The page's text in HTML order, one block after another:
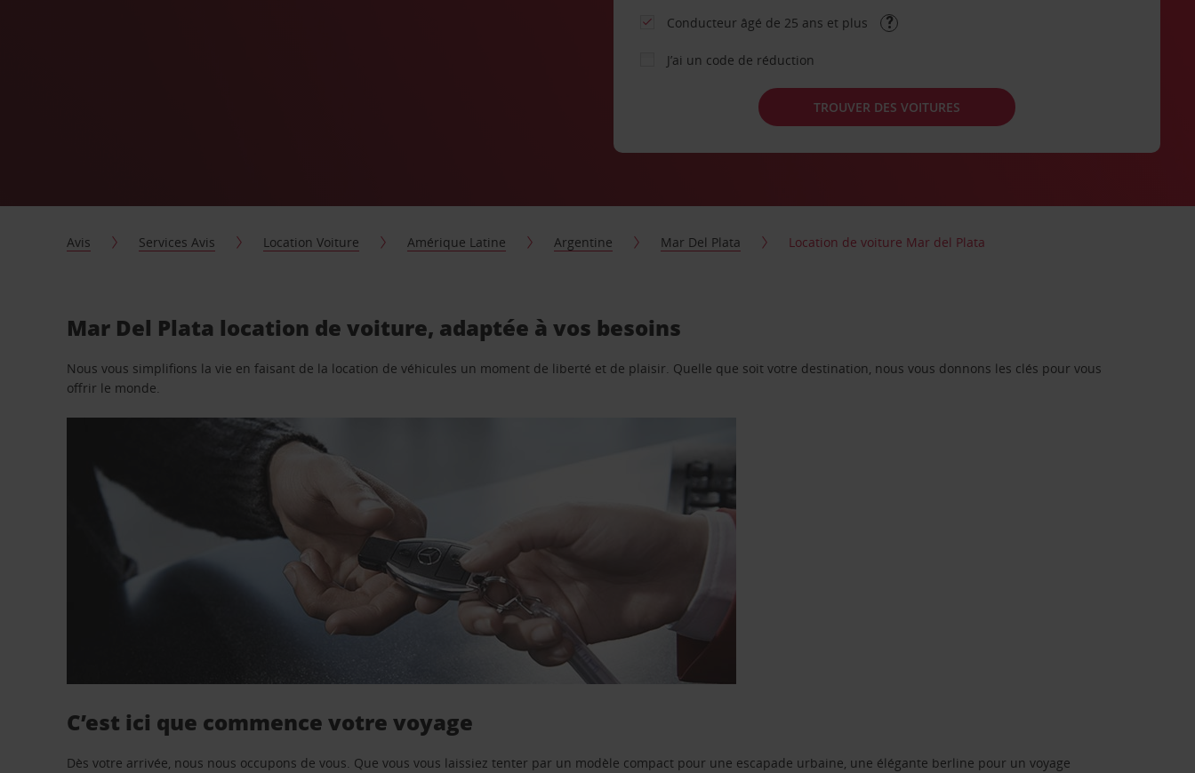
Conducteur âgé de 25 ans et plus
J’ai un code de réduction
TROUVER DES VOITURES
Avis Services Avis Location Voiture Amérique Latine Argentine Mar Del Plata Location de voiture Mar del Plata
Mar Del Plata location de voiture, adaptée à vos besoins
Nous vous simplifions la vie en faisant de la location de véhicules un moment de liberté et de plaisir. Quelle que soit votre destination, nous vous donnons les clés pour vous
offrir le monde.
C’est ici que commence votre voyage
Dès votre arrivée, nous nous occupons de vous. Que vous vous laissiez tenter par un modèle compact pour une escapade urbaine, une élégante berline pour un voyage